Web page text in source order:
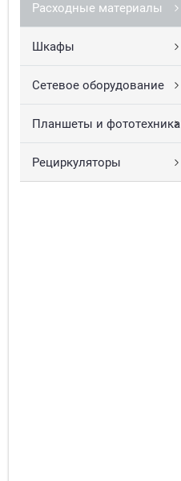
Расходные материалы
Шкафы
Сетевое оборудование
Планшеты и фототехника
Рециркуляторы